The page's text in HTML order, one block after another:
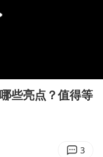
条线路全线停运
图
武汉3名城管协管员殴打摊主被刑拘
白海豚可深入内陆制造大范围风雨
些亮点？值得等
3